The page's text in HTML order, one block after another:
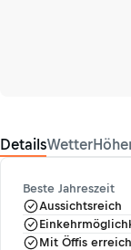
DetailsWetter
Beste Jahreszeit
Aussichtsreich
Mit Öffis